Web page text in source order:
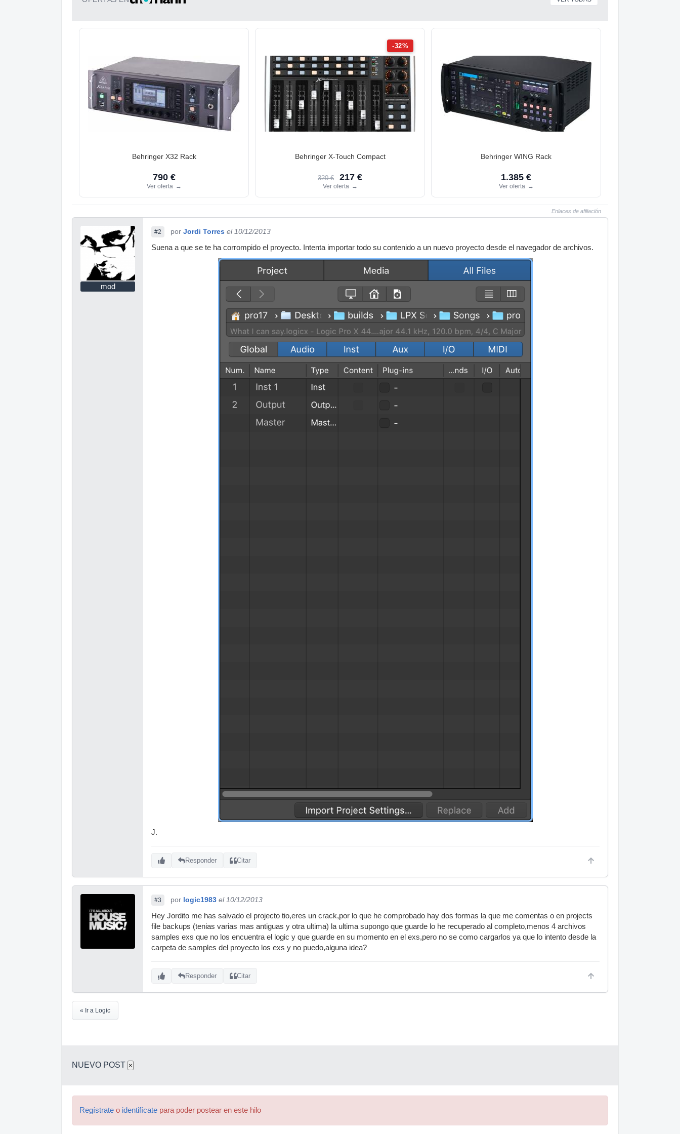
Behringer X32 Rack
790 €
Ver oferta →
-32%
Behringer X-Touch Compact
320 € 217 €
Ver oferta →
Behringer WING Rack
1.385 €
Ver oferta →
Enlaces de afiliación
mod
#2 por Jordi Torres el 10/12/2013
Suena a que se te ha corrompido el proyecto. Intenta importar todo su contenido a un nuevo proyecto desde el navegador de archivos.
J.
Responder Citar
#3 por logic1983 el 10/12/2013
Hey Jordito me has salvado el projecto tio,eres un crack,por lo que he comprobado hay dos formas la que me comentas o en projects
file backups (tenias varias mas antiguas y otra ultima) la ultima supongo que guarde lo he recuperado al completo,menos 4 archivos
samples exs que no los encuentra el logic y que guarde en su momento en el exs,pero no se como cargarlos ya que lo intento desde la
carpeta de samples del proyecto los exs y no puedo,alguna idea?
Responder Citar
« Ir a Logic
NUEVO POST ×
Regístrate o identifícate para poder postear en este hilo